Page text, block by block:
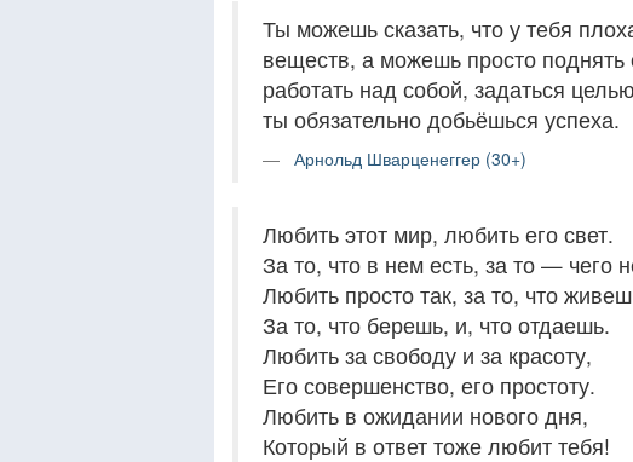
Ты можешь сказать, что у тебя
веществ, а можешь просто
работать над собой, задаться
ты обязательно добьёшься успеха.
Арнольд Шварценеггер (30+)
Любить этот мир, любить его свет.
За то, что в нем есть, за то — чего
Любить просто так, за то, что
За то, что берешь, и, что отдаешь.
Любить за свободу и за красоту,
Его совершенство, его простоту.
Любить в ожидании нового дня,
Который в ответ тоже любит тебя!